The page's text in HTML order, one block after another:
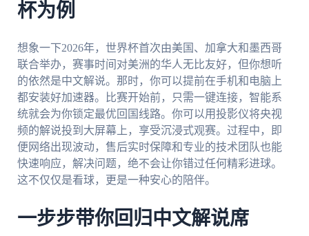
杯为例
想象一下2026年，世界杯首次由美国、加拿大和墨西哥
联合举办，赛事时间对美洲的华人无比友好，但你想听
的依然是中文解说。那时，你可以提前在手机和电脑上
都安装好加速器。比赛开始前，只需一键连接，智能系
统就会为你锁定最优回国线路。你可以用投影仪将央视
频的解说投到大屏幕上，享受沉浸式观赛。过程中，即
便网络出现波动，售后实时保障和专业的技术团队也能
快速响应，解决问题，绝不会让你错过任何精彩进球。
这不仅仅是看球，更是一种安心的陪伴。
一步步带你回归中文解说席